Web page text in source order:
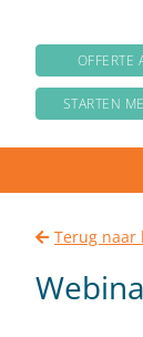
OFFERTE
STARTEN
Terug naar